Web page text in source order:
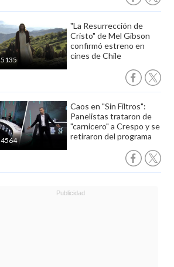
5135
"La Resurrección de
Cristo" de Mel Gibson
confirmó estreno en
cines de Chile
4564
Caos en "Sin Filtros":
Panelistas trataron de
"carnicero" a Crespo y se
retiraron del programa